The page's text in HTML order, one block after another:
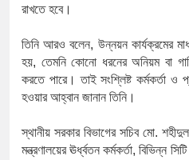
রাখতে হবে।
তিনি আরও বলেন, উন্নয়ন কার্যক্রমের
হয়, তেমনি কোনো ধরনের অনিয়ম বা
করতে পারে। তাই সংশ্লিষ্ট কর্মকর্তা ও
হওয়ার আহ্বান জানান তিনি।
স্থানীয় সরকার বিভাগের সচিব মো. শহীদুল
মন্ত্রণালয়ের ঊর্ধ্বতন কর্মকর্তা,বিভিন্ন সিটি